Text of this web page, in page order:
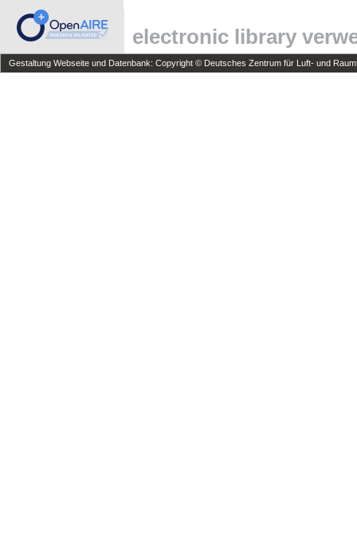
electronic library
Gestaltung Webseite und Datenbank: Copyright © Deutsches Zentrum für Luft- und